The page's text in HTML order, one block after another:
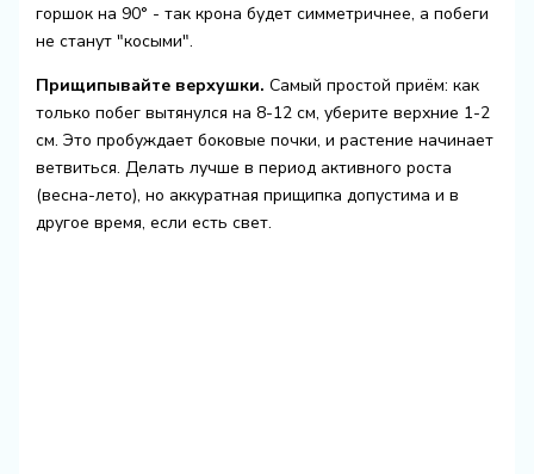
горшок на 90° - так крона будет симметричнее, а побеги
не станут "косыми".
Прищипывайте верхушки. Самый простой приём: как
только побег вытянулся на 8-12 см, уберите верхние 1-2
см. Это пробуждает боковые почки, и растение начинает
ветвиться. Делать лучше в период активного роста
(весна-лето), но аккуратная прищипка допустима и в
другое время, если есть свет.